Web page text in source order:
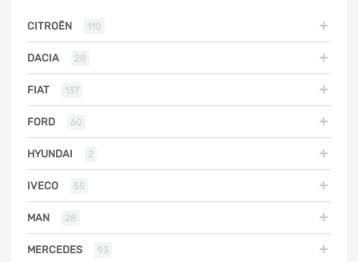
CITROËN 110
DACIA 28
FIAT 137
FORD 60
HYUNDAI 2
IVECO 55
MAN 28
MERCEDES 93